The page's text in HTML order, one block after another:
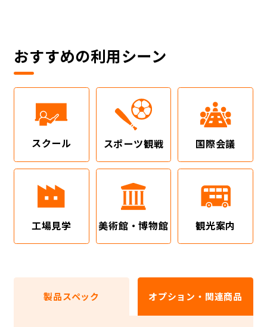
おすすめの利用シーン
スクール スポーツ観戦 国際会議
工場見学 美術館・博物館 観光案内
製品スペック オプション・関連商品